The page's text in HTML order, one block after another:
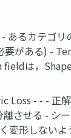
るカテゴ
要がある) -
は，
Loss - - - 正
させる - シ
変形しないよ